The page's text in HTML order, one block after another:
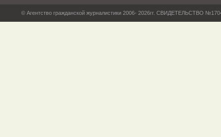
© Агентство гражданской журналистики 2006- 2026гг. СВИДЕТЕЛЬСТВО